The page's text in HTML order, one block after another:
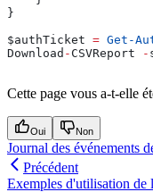
}
$authTicket = Get-
Download - CSVReport -
Cette page vous a-t-elle
Oui Non
Journal des événements
Précédent
Exemples d'utilisation de